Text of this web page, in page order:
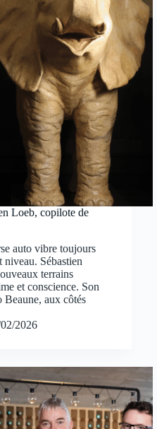
Loeb, copilote de
auto vibre toujours
Sébastien
terrains
et conscience. Son
Beaune, aux côtés
2026